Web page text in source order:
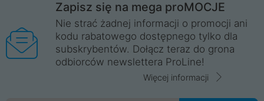
Zapisz się na mega proMOCJE
Nie strać żadnej informacji o promocji ani
kodu rabatowego dostępnego tylko dla
subskrybentów. Dołącz teraz do grona
odbiorców newslettera ProLine!
Więcej informacji